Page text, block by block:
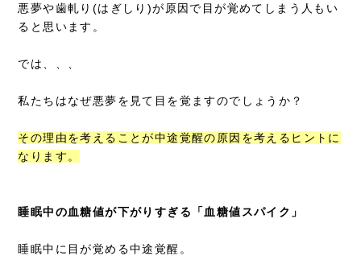
悪夢や歯軋り(はぎしり)が原因で目が覚めてしまう人もい
ると思います。
では、、、
私たちはなぜ悪夢を見て目を覚ますのでしょうか？
その理由を考えることが中途覚醒の原因を考えるヒントに
なります。
睡眠中の血糖値が下がりすぎる「血糖値スパイク」
睡眠中に目が覚める中途覚醒。